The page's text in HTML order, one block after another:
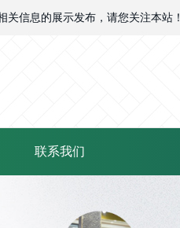
关信息的展示发布，请您关注本站！
联系我们